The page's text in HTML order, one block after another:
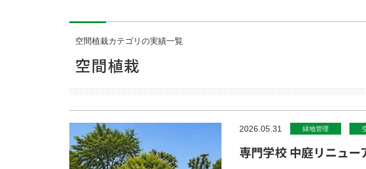
空間植栽カテゴリの実績一覧
空間植栽
2026.05.31 緑地管理
専門学校 中庭リニュー